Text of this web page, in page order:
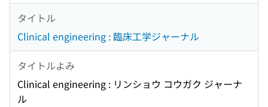
タイトル
Clinical engineering : 臨床工学ジャーナル
タイトルよみ
Clinical engineering : リンショウ コウガク ジャーナ
ル